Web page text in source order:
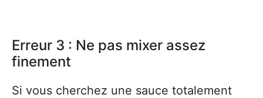
Erreur 3 : Ne pas mixer assez
finement
Si vous cherchez une sauce totalement